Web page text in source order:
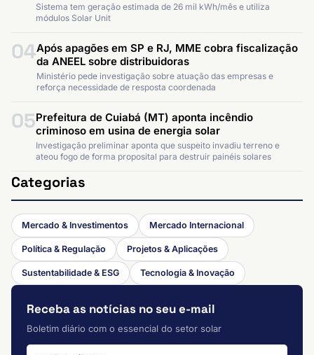
Sistema tem geração estimada de 26 mil kWh/mês e utiliza
módulos Solar Unit
04Após apagões em SP e RJ, MME cobra fiscalização
da ANEEL sobre distribuidoras
Ministério pede investigação sobre atuação das empresas e
reforça necessidade de resposta coordenada
05Prefeitura de Cuiabá (MT) aponta incêndio
criminoso em usina de energia solar
Investigação preliminar aponta que suspeito invadiu terreno e
ateou fogo de forma proposital para destruir painéis solares
Categorias
Mercado & Investimentos Mercado Internacional
Política & Regulação Projetos & Aplicações
Sustentabilidade & ESG Tecnologia & Inovação
Receba as notícias no seu e-mail
Boletim diário com o essencial do setor solar